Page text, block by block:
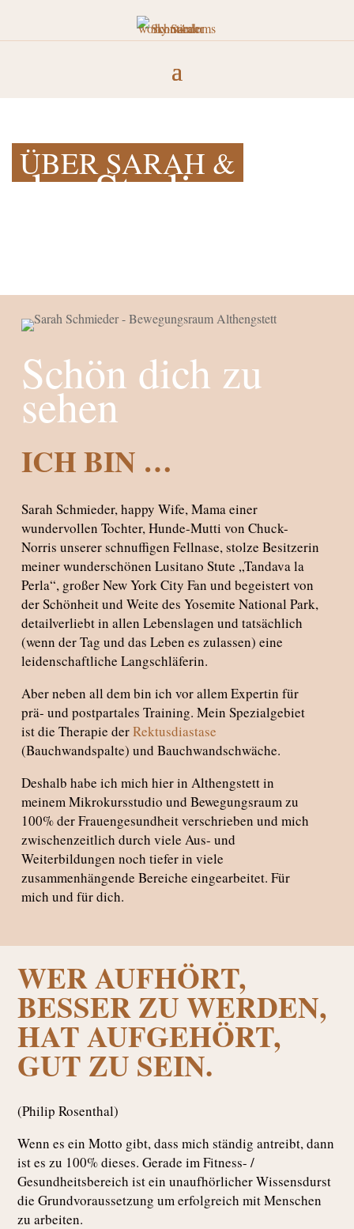
ÜBER SARAH &
das Studio
Schön dich zu
sehen
ICH BIN …
Sarah Schmieder, happy Wife, Mama einer
wundervollen Tochter, Hunde-Mutti von Chuck-
Norris unserer schnuffigen Fellnase, stolze Besitzerin
meiner wunderschönen Lusitano Stute „Tandava la
Perla“, großer New York City Fan und begeistert von
der Schönheit und Weite des Yosemite National Park,
detailverliebt in allen Lebenslagen und tatsächlich
(wenn der Tag und das Leben es zulassen) eine
leidenschaftliche Langschläferin.
Aber neben all dem bin ich vor allemExpertin für
prä- und postpartales Training. Mein Spezialgebiet
ist die Therapie derRektusdiastase
(Bauchwandspalte) und Bauchwandschwäche.
Deshalb habe ich mich hier in Althengstett in
meinem Mikrokursstudio und Bewegungsraum zu
100% der Frauengesundheit verschrieben und mich
zwischenzeitlich durch viele Aus- und
Weiterbildungen noch tiefer in viele
zusammenhängende Bereiche eingearbeitet. Für
mich und für dich.
WER AUFHÖRT,
BESSER ZU WERDEN,
HAT AUFGEHÖRT,
GUT ZU SEIN.
(Philip Rosenthal)
Wenn es ein Motto gibt, dass mich ständig antreibt, dann
ist es zu 100% dieses. Gerade im Fitness- /
Gesundheitsbereich ist ein unaufhörlicher Wissensdurst
die Grundvoraussetzung um erfolgreich mit Menschen
zu arbeiten.